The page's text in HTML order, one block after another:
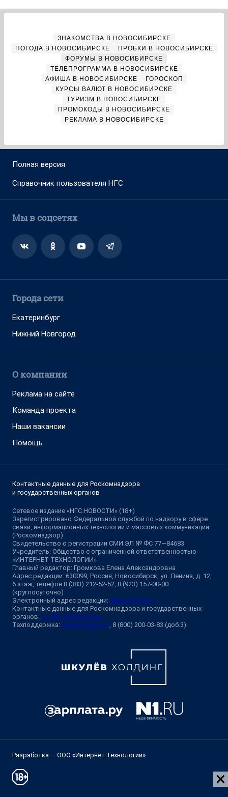
ЗНАКОМСТВА В НОВОСИБИРСКЕ
ПОГОДА В НОВОСИБИРСКЕ
ПРОБКИ В НОВОСИБИРСКЕ
ФОРУМЫ В НОВОСИБИРСКЕ
ТЕЛЕПРОГРАММА В НОВОСИБИРСКЕ
АФИША В НОВОСИБИРСКЕ
ГОРОСКОП
КУРСЫ ВАЛЮТ В НОВОСИБИРСКЕ
ТУРИЗМ В НОВОСИБИРСКЕ
ПРОМОКОДЫ В НОВОСИБИРСКЕ
РЕКЛАМА В НОВОСИБИРСКЕ
Полная версия
Справочник пользователя НГС
Мы в соцсетях
Города сети
Екатеринбург
Нижний Новгород
О компании
Реклама на сайте
Команда проекта
Наши вакансии
Помощь
Контактные данные для Роскомнадзора
и государственных органов
Сетевое издание «НГС.НОВОСТИ» (18+)
Зарегистрировано Федеральной службой по надзору в сфере
связи, информационных технологий и массовых коммуникаций
(Роскомнадзор)
Свидетельство о регистрации СМИ ЭЛ № ФС 77—84683
Учредитель: Общество с ограниченной ответственностью
«ИНТЕРНЕТ ТЕХНОЛОГИИ»
Главный редактор: Громкова Елена Александровна
Адрес редакции: 630099, Россия, Новосибирск, ул. Ленина, д. 12,
6 этаж, телефон 8 (383) 212-52-52, 8 (923) 157-00-00
(круглосуточно)
Электронный адрес редакции: ngs@shkulev.ru
Контактные данные для Роскомнадзора и государственных
органов: juristnsk@shkulev.ru
Техподдержка: help@shkulev.ru , 8 (800) 200-03-83 (доб.3)
Разработка — ООО «Интернет Технологии»